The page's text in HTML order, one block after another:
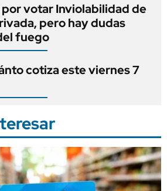
por votar Inviolabilidad de
pero hay dudas
fuego
cotiza este viernes 7